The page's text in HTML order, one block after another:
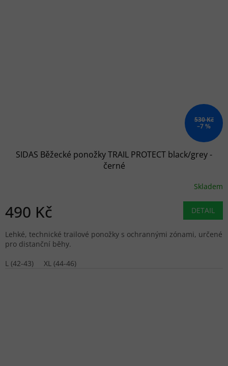
530 Kč
–7 %
SIDAS Běžecké ponožky TRAIL PROTECT black/grey -
černé
Skladem
490 Kč DETAIL
Lehké, technické trailové ponožky s ochrannými zónami, určené
pro distanční běhy.
L (42-43)
XL (44-46)